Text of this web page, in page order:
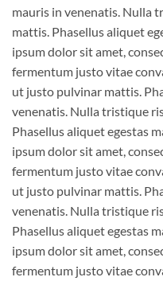
mauris in venenatis. Nulla
mattis. Phasellus aliquet
ipsum dolor sit amet,
fermentum justo vitae
ut justo pulvinar mattis.
venenatis. Nulla tristique
Phasellus aliquet egestas
ipsum dolor sit amet,
fermentum justo vitae
ut justo pulvinar mattis.
venenatis. Nulla tristique
Phasellus aliquet egestas
ipsum dolor sit amet,
fermentum justo vitae